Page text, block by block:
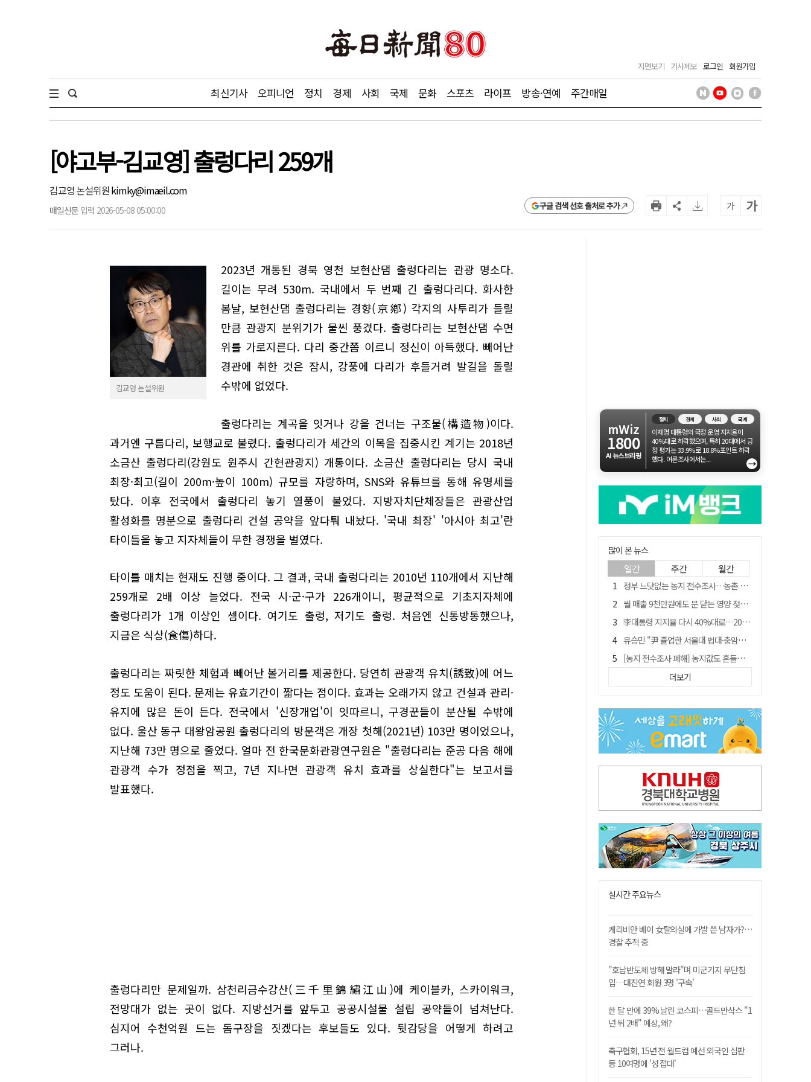
지면보기 기사제보 로그인 회원가입
최신기사 오피니언 정치 경제 사회 국제 문화 스포츠 라이프 방송·연예 주간매일
[야고부-김교영] 출렁다리 259개
김교영 논설위원kimky@imaeil.com
매일신문 입력 2026-05-08 05:00:00 구글 검색 선호 출처로 추가 가 가
김교영 논설위원
2023년 개통된 경북 영천 보현산댐 출렁다리는 관광 명소다.
길이는 무려 530m. 국내에서 두 번째 긴 출렁다리다. 화사한
봄날, 보현산댐 출렁다리는 경향(京鄕) 각지의 사투리가 들릴
만큼 관광지 분위기가 물씬 풍겼다. 출렁다리는 보현산댐 수면
위를 가로지른다. 다리 중간쯤 이르니 정신이 아득했다. 빼어난
경관에 취한 것은 잠시, 강풍에 다리가 후들거려 발길을 돌릴
수밖에 없었다.
출렁다리는 계곡을 잇거나 강을 건너는 구조물(構造物)이다.
과거엔 구름다리, 보행교로 불렸다. 출렁다리가 세간의 이목을 집중시킨 계기는 2018년
소금산 출렁다리(강원도 원주시 간현관광지) 개통이다. 소금산 출렁다리는 당시 국내
최장·최고(길이 200m·높이 100m) 규모를 자랑하며, SNS와 유튜브를 통해 유명세를
탔다. 이후 전국에서 출렁다리 놓기 열풍이 불었다. 지방자치단체장들은 관광산업
활성화를 명분으로 출렁다리 건설 공약을 앞다퉈 내놨다. '국내 최장' '아시아 최고'란
타이틀을 놓고 지자체들이 무한 경쟁을 벌였다.
타이틀 매치는 현재도 진행 중이다. 그 결과, 국내 출렁다리는 2010년 110개에서 지난해
259개로 2배 이상 늘었다. 전국 시·군·구가 226개이니, 평균적으로 기초지자체에
출렁다리가 1개 이상인 셈이다. 여기도 출렁, 저기도 출렁. 처음엔 신통방통했으나,
지금은 식상(食傷)하다.
출렁다리는 짜릿한 체험과 빼어난 볼거리를 제공한다. 당연히 관광객 유치(誘致)에 어느
정도 도움이 된다. 문제는 유효기간이 짧다는 점이다. 효과는 오래가지 않고 건설과 관리·
유지에 많은 돈이 든다. 전국에서 '신장개업'이 잇따르니, 구경꾼들이 분산될 수밖에
없다. 울산 동구 대왕암공원 출렁다리의 방문객은 개장 첫해(2021년) 103만 명이었으나,
지난해 73만 명으로 줄었다. 얼마 전 한국문화관광연구원은 "출렁다리는 준공 다음 해에
관광객 수가 정점을 찍고, 7년 지나면 관광객 유치 효과를 상실한다"는 보고서를
발표했다.
출렁다리만 문제일까. 삼천리금수강산(三千里錦繡江山)에 케이블카, 스카이워크,
전망대가 없는 곳이 없다. 지방선거를 앞두고 공공시설물 설립 공약들이 넘쳐난다.
심지어 수천억원 드는 돔구장을 짓겠다는 후보들도 있다. 뒷감당을 어떻게 하려고
그러나.
mWiz
1800
AI 뉴스브리핑
정치 경제 사회 국제
이재명 대통령의 국정 운영 지지율이
40%대로 하락했으며, 특히 20대에서 긍
정 평가는 33.9%로 18.8%포인트 하락
했다. 여론조사에서는...
→
많이 본 뉴스
일간 주간 월간
정부 느닷없는 농지 전수조사…농촌 들쑤시는 '경자유전'의 칼날
월 매출 9천만원에도 문 닫는 영양 젖소농장… "일할 사람이 없어"
李대통령 지지율 다시 40%대로…20대는 18.8%p 급락
유승민 "尹 졸업한 서울대 법대·충암고도 없애야"…李 육사 통합 직격
[농지 전수조사 폐해] 농지값도 흔들리나…"도지 막히면 헐값 매물 나올 수도"
지역활성화 펀드 9호…포항 AI 데이터센터에 6천억 투입
경북 영천시, 9월부터 11월까지 반값 여행 혜택 제공
[농지 전수조사 폐해] '쌀 받고 논 내 준' 도지농 이제 어쩌나?
아쉬운 태클
더보기
실시간 주요뉴스
케리비안 베이 女탈의실에 가발 쓴 남자가?…
경찰 추적 중
"호남반도체 방해 말라"며 미군기지 무단침
입…대진연 회원 3명 '구속'
한 달 만에 39% 날린 코스피…골드만삭스 "1
년 뒤 2배" 예상, 왜?
축구협회, 15년 전 월드컵 예선 외국인 심판
등 10여명에 '성 접대'